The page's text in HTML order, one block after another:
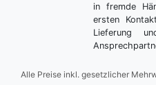
in fremde
ersten
Lieferung
Alle Preise inkl. gesetzlicher